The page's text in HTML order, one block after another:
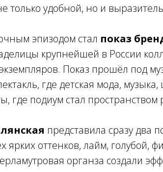
только удобной, но и
эпизодом стал показ
крупнейшей в России
Показ прошёл под
где детская мода,
где подиум стал
представила сразу два
ярких оттенков, лайм, голубой,
органза создали